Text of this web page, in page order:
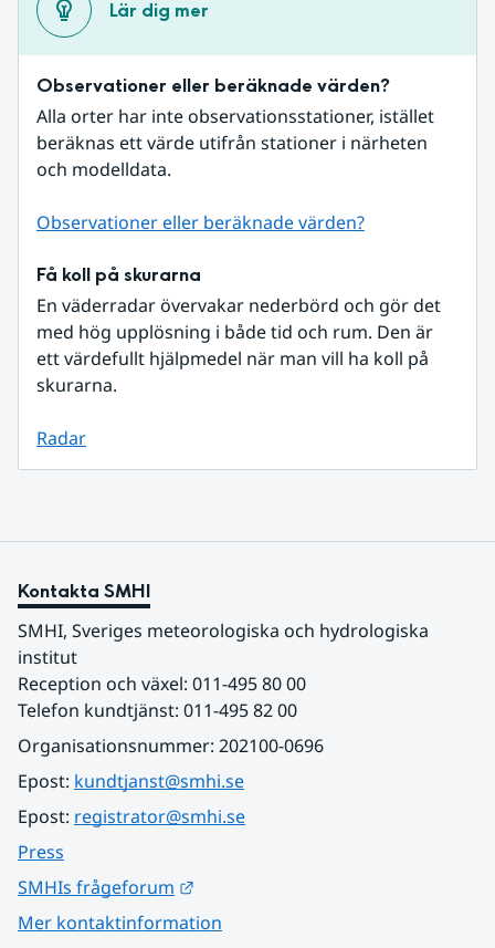
Lär dig mer
Observationer eller beräknade värden?
Alla orter har inte observationsstationer, istället
beräknas ett värde utifrån stationer i närheten
och modelldata.
Observationer eller beräknade värden?
Få koll på skurarna
En väderradar övervakar nederbörd och gör det
med hög upplösning i både tid och rum. Den är
ett värdefullt hjälpmedel när man vill ha koll på
skurarna.
Radar
Kontakta SMHI
SMHI, Sveriges meteorologiska och hydrologiska
institut
Reception och växel: 011-495 80 00
Telefon kundtjänst: 011-495 82 00
Organisationsnummer: 202100-0696
Epost: kundtjanst@smhi.se
Epost: registrator@smhi.se
Press
SMHIs frågeforum
Mer kontaktinformation